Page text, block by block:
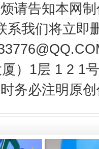
请告知本网
系我们将立即
）1层 1 2 1
务必注明原